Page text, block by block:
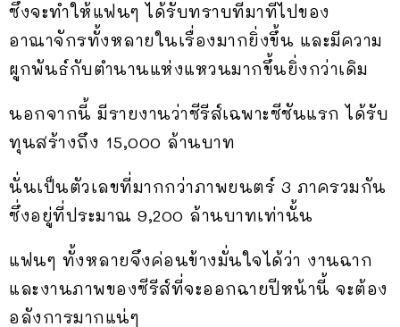
ซึ่งจะทำให้แฟนๆ ได้รับทราบที่มาที่ไปของ
อาณาจักรทั้งหลายในเรื่องมากยิ่งขึ้น และมีความ
ผูกพันธ์กับตำนานแห่งแหวนมากขึ้นยิ่งกว่าเดิม
นอกจากนี้ มีรายงานว่าซีรีส์เฉพาะซีซันแรก ได้รับ
ทุนสร้างถึง 15,000 ล้านบาท
นั่นเป็นตัวเลขที่มากกว่าภาพยนตร์ 3 ภาครวมกัน
ซึ่งอยู่ที่ประมาณ 9,200 ล้านบาทเท่านั้น
แฟนๆ ทั้งหลายจึงค่อนข้างมั่นใจได้ว่า งานฉาก
และงานภาพของซีรีส์ที่จะออกฉายปีหน้านี้ จะต้อง
อลังการมากแน่ๆ